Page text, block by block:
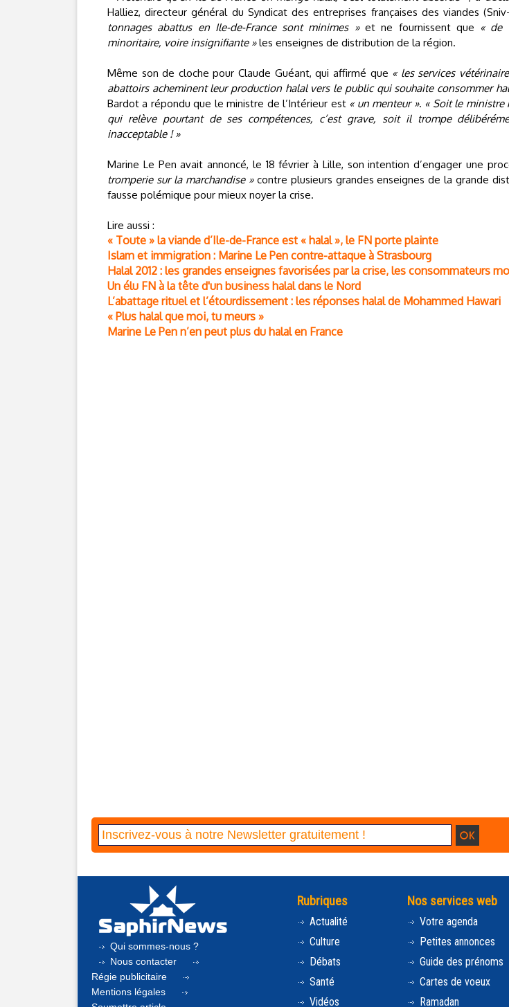
Halliez, directeur général du Syndicat des entreprises françaises des viandes
tonnages abattus en Ile-de-France sont minimes »et ne fournissent que « de
minoritaire, voire insignifiante »les enseignes de distribution de la région.
Même son de cloche pour Claude Guéant, qui affirmé que « les services
abattoirs acheminent leur production halal vers le public qui souhaite consommer
Bardot a répondu que le ministre de l’Intérieur est « un menteur ». « Soit le ministre
qui relève pourtant de ses compétences, c’est grave, soit il trompe
inacceptable ! »
Marine Le Pen avait annoncé, le 18 février à Lille, son intention d’engager une
tromperie sur la marchandise »contre plusieurs grandes enseignes de la grande
fausse polémique pour mieux noyer la crise.
Lire aussi :
« Toute » la viande d’Ile-de-France est « halal », le FN porte plainte
Islam et immigration : Marine Le Pen contre-attaque à Strasbourg
Halal 2012 : les grandes enseignes favorisées par la crise, les consommateurs
Un élu FN à la tête d'un business halal dans le Nord
L’abattage rituel et l’étourdissement : les réponses halal de Mohammed Hawari
« Plus halal que moi, tu meurs »
Marine Le Pen n’en peut plus du halal en France
Qui sommes-nous ?
Nous contacter
Régie publicitaire
Mentions légales
Rubriques
Actualité
Culture
Débats
Santé
Vidéos
Nos services web
Votre agenda
Petites annonces
Guide des prénoms
Cartes de voeux
Ramadan